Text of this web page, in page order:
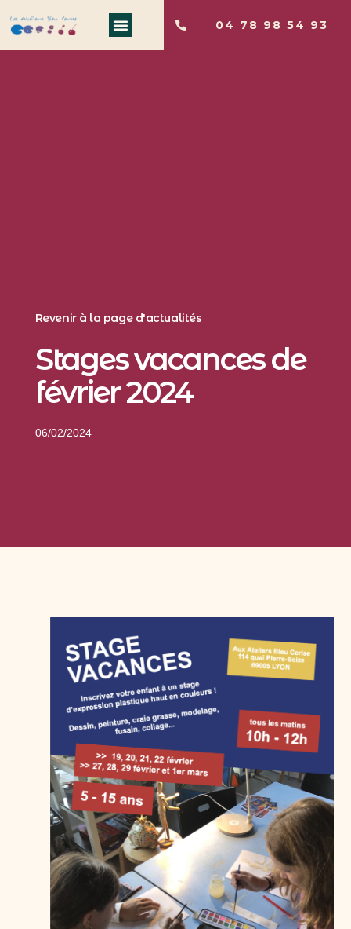
04 78 98 54 93
Revenir à la page d'actualités
Stages vacances de
février 2024
06/02/2024